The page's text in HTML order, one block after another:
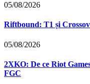
05/08/2026
Riftbound: T1 și
05/08/2026
2XKO: De ce Riot
FGC